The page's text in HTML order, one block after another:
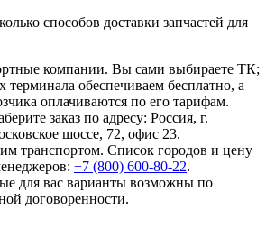
способов доставки запчастей для
компании. Вы сами выбираете ТК;
терминала обеспечиваем бесплатно, а
оплачиваются по его тарифам.
заказ по адресу: Россия, г.
шоссе, 72, офис 23.
транспортом. Список городов и цену
+7 (800) 600-80-22.
для вас варианты возможны по
договоренности.